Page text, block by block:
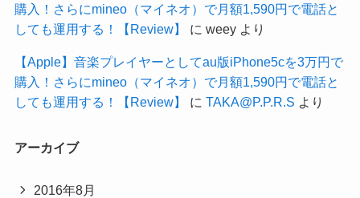
購入！さらにmineo（マイネオ）で月額1,590円で電話と
しても運用する！【Review】
に weeyより
【Apple】音楽プレイヤーとしてau版iPhone5cを3万円で
購入！さらにmineo（マイネオ）で月額1,590円で電話と
しても運用する！【Review】
に TAKA@P.P.R.S より
アーカイブ
2016年8月